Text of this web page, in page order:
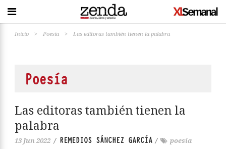
Inicio > Poesía > Las editoras también tienen la palabra
Poesía
Las editoras también tienen la
palabra
13 Jun 2022 / REMEDIOS SÁNCHEZ GARCÍA / poesía